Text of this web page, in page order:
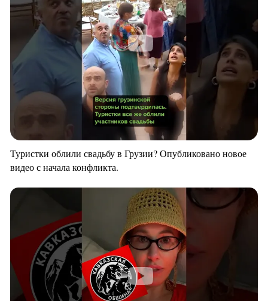
Туристки облили свадьбу в Грузии? Опубликовано новое
видео с начала конфликта.